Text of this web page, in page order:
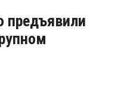
предъявили